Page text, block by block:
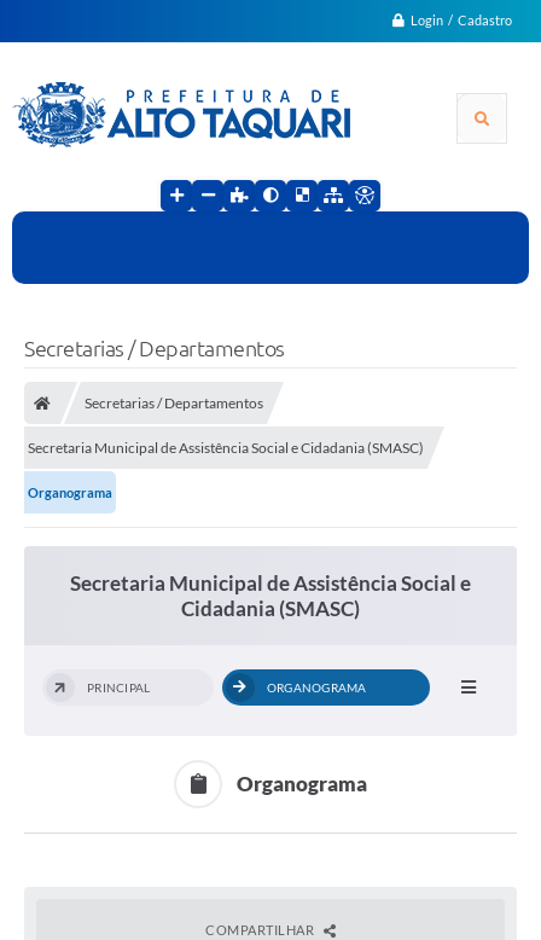
Login / Cadastro
Secretarias / Departamentos
Secretarias / Departamentos
Secretaria Municipal de Assistência Social e Cidadania (SMASC)
Organograma
Secretaria Municipal de Assistência Social e
Cidadania (SMASC)
PRINCIPAL ORGANOGRAMA
Organograma
COMPARTILHAR